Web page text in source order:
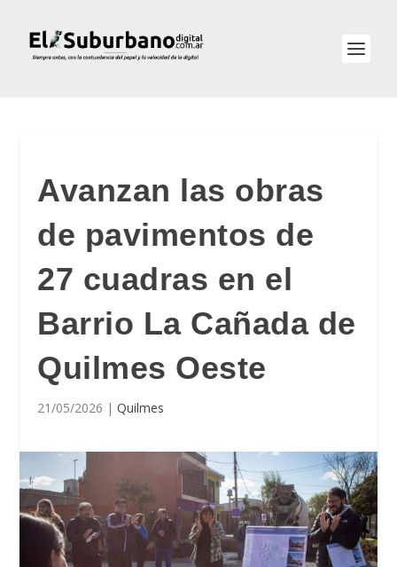
Avanzan las obras
de pavimentos de
27 cuadras en el
Barrio La Cañada de
Quilmes Oeste
21/05/2026 |Quilmes